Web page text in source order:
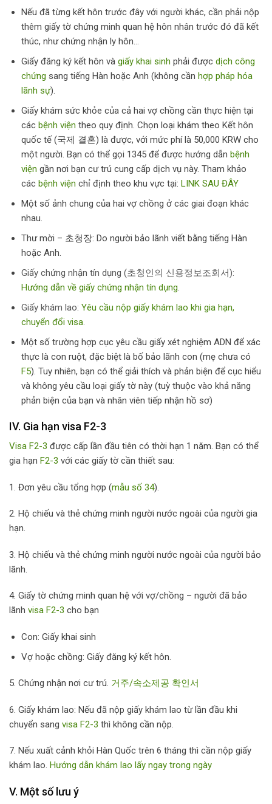
Nếu đã từng kết hôn trước đây với người khác, cần phải nộp
thêm giấy tờ chứng minh quan hệ hôn nhân trước đó đã kết
thúc, như chứng nhận ly hôn…
Giấy đăng ký kết hôn và giấy khai sinh phải được dịch công
chứng sang tiếng Hàn hoặc Anh (không cần hợp pháp hóa
lãnh sự).
Giấy khám sức khỏe của cả hai vợ chồng cần thực hiện tại
các bệnh viện theo quy định. Chọn loại khám theo Kết hôn
quốc tế (국제 결혼) là được, với mức phí là 50,000 KRW cho
một người. Bạn có thể gọi 1345 để được hướng dẫn bệnh
viện gần nơi bạn cư trú cung cấp dịch vụ này. Tham khảo
các bệnh viện chỉ định theo khu vực tại: LINK SAU ĐÂY
Một số ảnh chung của hai vợ chồng ở các giai đoạn khác
nhau.
Thư mời – 초청장: Do người bảo lãnh viết bằng tiếng Hàn
hoặc Anh.
Giấy chứng nhận tín dụng (초청인의 신용정보조회서):
Hướng dẫn về giấy chứng nhận tín dụng.
Giấy khám lao: Yêu cầu nộp giấy khám lao khi gia hạn,
chuyển đổi visa.
Một số trường hợp cục yêu cầu giấy xét nghiệm ADN để xác
thực là con ruột, đặc biệt là bố bảo lãnh con (mẹ chưa có
F5). Tuy nhiên, bạn có thể giải thích và phản biện để cục hiểu
và không yêu cầu loại giấy tờ này (tuỳ thuộc vào khả năng
phản biện của bạn và nhân viên tiếp nhận hồ sơ)
IV. Gia hạn visa F2-3
Visa F2-3 được cấp lần đầu tiên có thời hạn 1 năm. Bạn có thể
gia hạn F2-3 với các giấy tờ cần thiết sau:
1. Đơn yêu cầu tổng hợp (mẫu số 34).
2. Hộ chiếu và thẻ chứng minh người nước ngoài của người gia
hạn.
3. Hộ chiếu và thẻ chứng minh người nước ngoài của người bảo
lãnh.
4. Giấy tờ chứng minh quan hệ với vợ/chồng – người đã bảo
lãnh visa F2-3 cho bạn
Con: Giấy khai sinh
Vợ hoặc chồng: Giấy đăng ký kết hôn.
5. Chứng nhận nơi cư trú. 거주/속소제공 확인서
6. Giấy khám lao: Nếu đã nộp giấy khám lao từ lần đầu khi
chuyển sang visa F2-3 thì không cần nộp.
7. Nếu xuất cảnh khỏi Hàn Quốc trên 6 tháng thì cần nộp giấy
khám lao. Hướng dẫn khám lao lấy ngay trong ngày
V. Một số lưu ý